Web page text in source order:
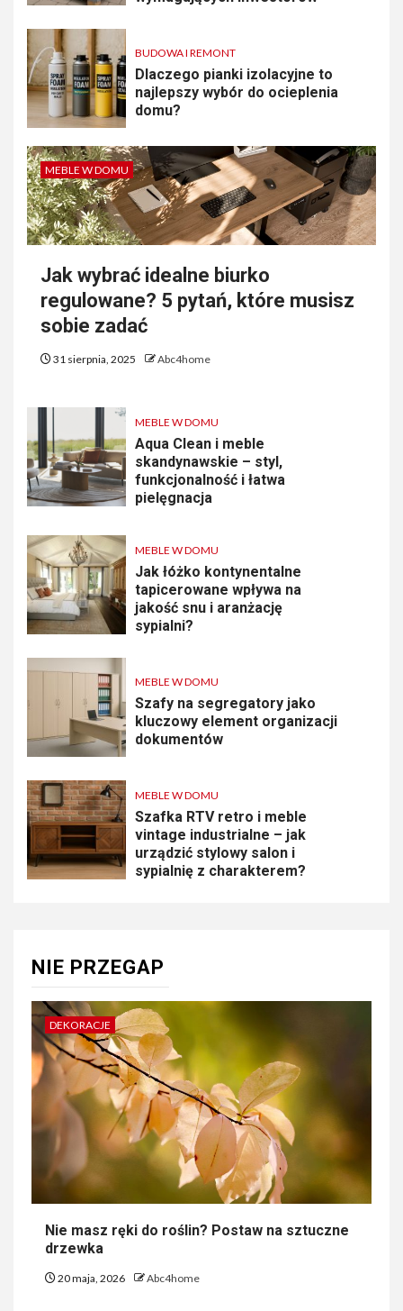
BUDOWA I REMONT
Dlaczego pianki izolacyjne to
najlepszy wybór do ocieplenia
domu?
MEBLE W DOMU
Jak wybrać idealne biurko
regulowane? 5 pytań, które musisz
sobie zadać
31 sierpnia, 2025 Abc4home
MEBLE W DOMU
Aqua Clean i meble
skandynawskie – styl,
funkcjonalność i łatwa
pielęgnacja
MEBLE W DOMU
Jak łóżko kontynentalne
tapicerowane wpływa na
jakość snu i aranżację
sypialni?
MEBLE W DOMU
Szafy na segregatory jako
kluczowy element organizacji
dokumentów
MEBLE W DOMU
Szafka RTV retro i meble
vintage industrialne – jak
urządzić stylowy salon i
sypialnię z charakterem?
NIE PRZEGAP
DEKORACJE
Nie masz ręki do roślin? Postaw na sztuczne
drzewka
20 maja, 2026 Abc4home